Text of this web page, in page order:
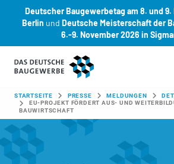
Deutscher Baugewerbetag am 8. und 9.
Berlin und Deutsche Meisterschaft der
6.-9. November 2026 in
Zum Hauptinhalt springen
SIE SIND HIER:
STARTSEITE PRESSE MELDUNGEN
EU-PROJEKT FÖRDERT AUS- UND
BAUWIRTSCHAFT